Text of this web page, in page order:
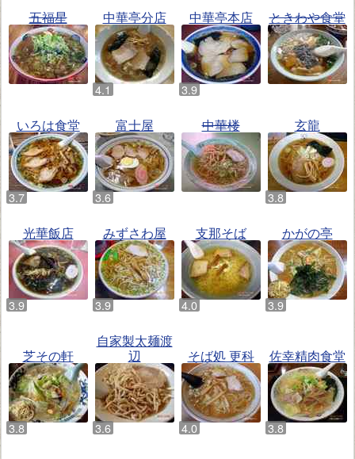
五福星 中華亭分店 中華亭本店 ときわや食堂
いろは食堂 富士屋 中華楼 玄龍
光華飯店 みずさわ屋 支那そば かがの亭
芝その軒
自家製太麺渡
辺
そば処 更科 佐幸精肉食堂